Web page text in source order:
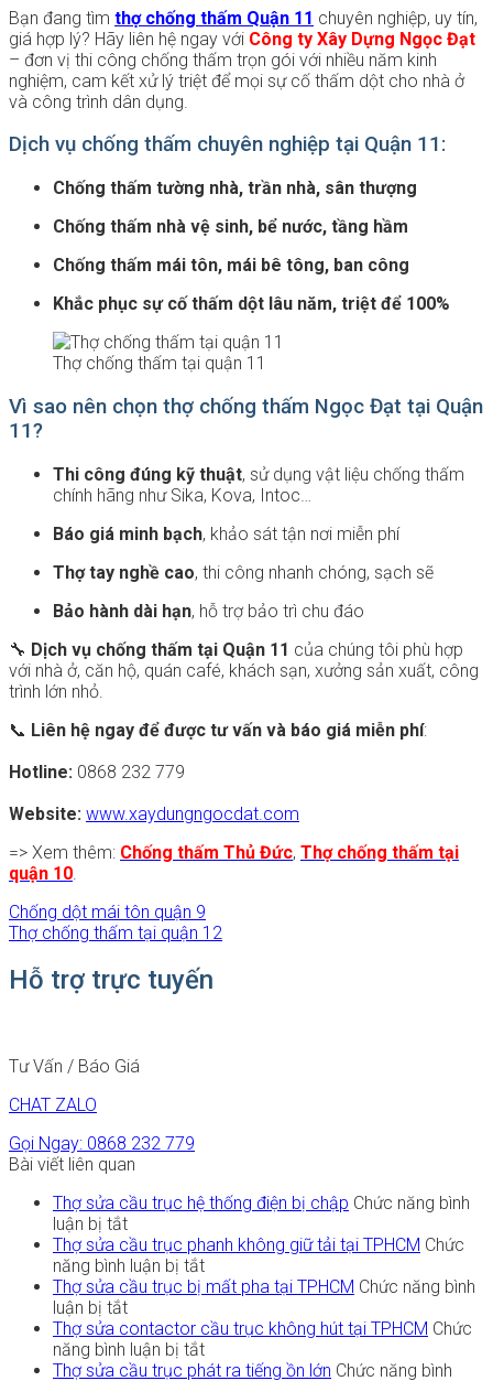
Bạn đang tìm thợ chống thấm Quận 11 chuyên nghiệp, uy tín,
giá hợp lý? Hãy liên hệ ngay với Công ty Xây Dựng Ngọc Đạt
– đơn vị thi công chống thấm trọn gói với nhiều năm kinh
nghiệm, cam kết xử lý triệt để mọi sự cố thấm dột cho nhà ở
và công trình dân dụng.
Dịch vụ chống thấm chuyên nghiệp tại Quận 11:
Chống thấm tường nhà, trần nhà, sân thượng
Chống thấm nhà vệ sinh, bể nước, tầng hầm
Chống thấm mái tôn, mái bê tông, ban công
Khắc phục sự cố thấm dột lâu năm, triệt để 100%
Thợ chống thấm tại quận 11
Vì sao nên chọn thợ chống thấm Ngọc Đạt tại Quận
11?
Thi công đúng kỹ thuật, sử dụng vật liệu chống thấm
chính hãng như Sika, Kova, Intoc…
Báo giá minh bạch, khảo sát tận nơi miễn phí
Thợ tay nghề cao, thi công nhanh chóng, sạch sẽ
Bảo hành dài hạn, hỗ trợ bảo trì chu đáo
🔧 Dịch vụ chống thấm tại Quận 11 của chúng tôi phù hợp
với nhà ở, căn hộ, quán café, khách sạn, xưởng sản xuất, công
trình lớn nhỏ.
📞 Liên hệ ngay để được tư vấn và báo giá miễn phí:
Hotline: 0868 232 779
Website: www.xaydungngocdat.com
=> Xem thêm: Chống thấm Thủ Đức, Thợ chống thấm tại
quận 10
Chống dột mái tôn quận 9
Thợ chống thấm tại quận 12
Hỗ trợ trực tuyến
Tư Vấn / Báo Giá
CHAT ZALO
Gọi Ngay: 0868 232 779
Bài viết liên quan
Thợ sửa cầu trục hệ thống điện bị chập Chức năng bình
luận bị tắtở
Thợ
sửa
cầu
trục
hệ
thống
điện
Thợ sửa cầu trục phanh không giữ tải tại TPHCM Chức
năng bình luận bị tắtở
Thợ
cầu
trục
phanh
Thợ sửa cầu trục bị mất pha tại TPHCM Chức năng bình
luận bị tắtở
Thợ
sửa
cầu
Thợ sửa contactor cầu trục không hút tại TPHCM Chức
năng bình luận bị tắtở
Thợ
Thợ sửa cầu trục phát ra tiếng ồn lớn Chức năng bình